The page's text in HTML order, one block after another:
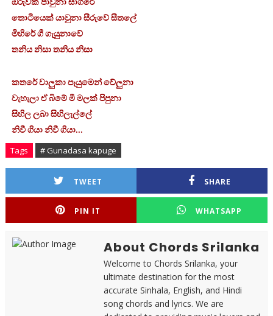
ඔරුවක් පාවුනා සාගරේ
තොටියෙක් යාවුනා සීරුවේ සීතලේ
මිහිරේ ගී ගැයුනාවේ
තනිය නිසා තනිය නිසා
කතරේ වාලුකා පෑයුමෙන් වේලුනා
වැහැලා ඒ බිමේ මී මලක් පිපුනා
සිහිල ලබා සිහිලැල්ලේ
නිවී ගියා නිවී ගියා...
Tags # Gunadasa kapuge
TWEET SHARE
PIN IT WHATSAPP
About Chords Srilanka
Welcome to Chords Srilanka, your
ultimate destination for the most
accurate Sinhala, English, and Hindi
song chords and lyrics. We are